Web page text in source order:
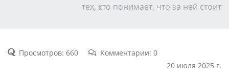
тех, кто понимает, что за ней стоит
Просмотров: 660
Комментарии: 0
20 июля 2025 г.